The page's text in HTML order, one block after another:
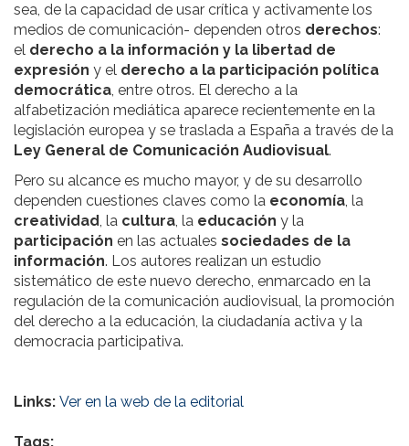
sea, de la capacidad de usar crítica y activamente los
medios de comunicación- dependen otros derechos:
el derecho a la información y la libertad de
expresión y el derecho a la participación política
democrática, entre otros. El derecho a la
alfabetización mediática aparece recientemente en la
legislación europea y se traslada a España a través de la
Ley General de Comunicación Audiovisual.
Pero su alcance es mucho mayor, y de su desarrollo
dependen cuestiones claves como la economía, la
creatividad, la cultura, la educación y la
participación en las actuales sociedades de la
información. Los autores realizan un estudio
sistemático de este nuevo derecho, enmarcado en la
regulación de la comunicación audiovisual, la promoción
del derecho a la educación, la ciudadanía activa y la
democracia participativa.
Links: Ver en la web de la editorial
Tags: